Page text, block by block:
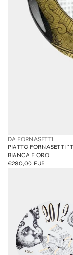
DA FORNASETTI
PIATTO FORNASETTI
BIANCA E ORO
PREZZO
€280,00 EUR